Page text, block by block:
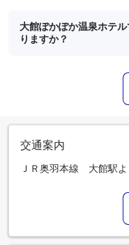
大館ぽかぽか温泉ホテ
りますか？
交通案内
ＪＲ奥羽本線 大館駅